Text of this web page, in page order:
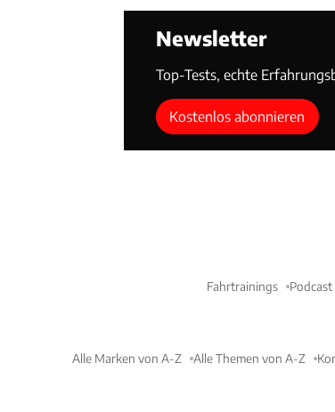
Newsletter
Top-Tests, echte
Kostenlos abonnieren
Fahrtrainings Podcast
Alle Marken von A-Z Alle Themen von A-Z